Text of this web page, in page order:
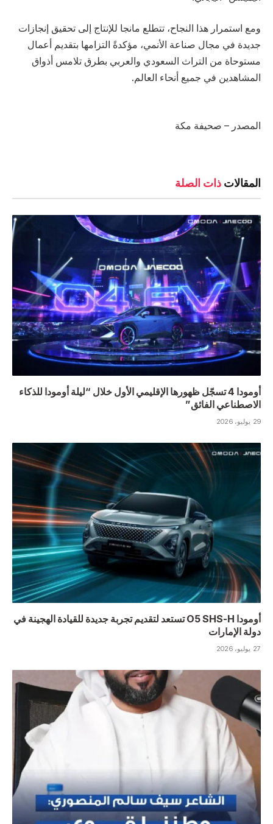
ومع استمرار هذا النجاح، تتطلع مانجا للإنتاج إلى تحقيق إنجازات
جديدة في مجال صناعة الأنمي، مؤكدةً التزامها بتقديم أعمال
مستوحاة من التراث السعودي والعربي بطرق تلامس أذواق
المشاهدين في جميع أنحاء العالم.
المصدر – صحيفة مكة
المقالات ذات الصلة
أومودا 4 تسجّل ظهورها الإقليمي الأول خلال “ليلة أومودا للذكاء
الاصطناعي الفائق”
29 يوليو، 2026
أومودا O5 SHS-H تستعد لتقديم تجربة جديدة للقيادة الهجينة في
دولة الإمارات
27 يوليو، 2026